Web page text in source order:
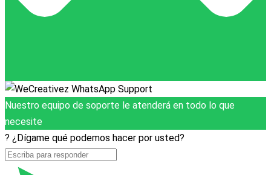
Nuestro equipo de soporte le atenderá en todo lo que
necesite
? ¿Dígame qué podemos hacer por usted?